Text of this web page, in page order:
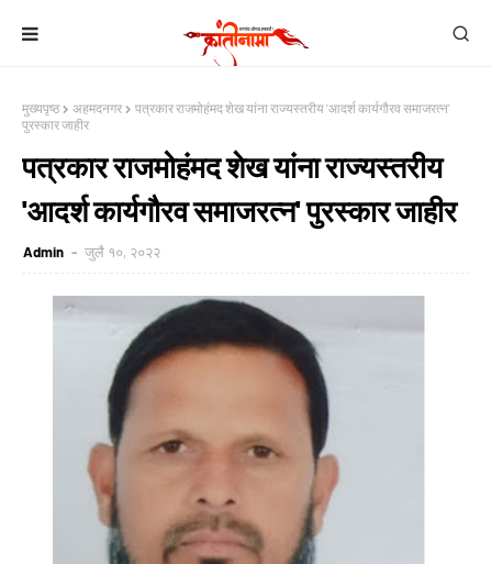
मुख्यपृष्ठ अहमदनगर
पत्रकार राजमोहंमद शेख यांना राज्यस्तरीय 'आदर्श कार्यगौरव समाजरत्न'
पुरस्कार जाहीर
पत्रकार राजमोहंमद शेख यांना राज्यस्तरीय
'आदर्श कार्यगौरव समाजरत्न' पुरस्कार जाहीर
Admin जुलै १०, २०२२